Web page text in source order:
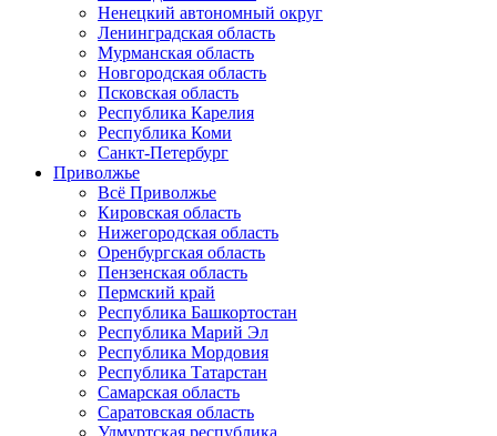
Ненецкий автономный округ
Ленинградская область
Мурманская область
Новгородская область
Псковская область
Республика Карелия
Республика Коми
Санкт-Петербург
Приволжье
Всё Приволжье
Кировская область
Нижегородская область
Оренбургская область
Пензенская область
Пермский край
Республика Башкортостан
Республика Марий Эл
Республика Мордовия
Республика Татарстан
Самарская область
Саратовская область
Удмуртская республика